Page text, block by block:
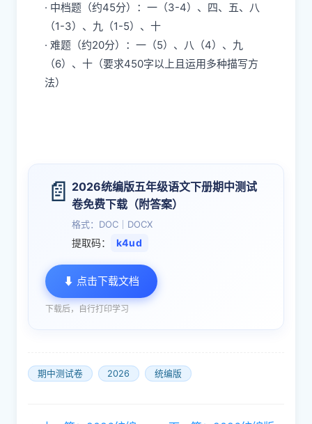
· 中档题（约45分）：一（3-4）、四、五、八
（1-3）、九（1-5）、十
· 难题（约20分）：一（5）、八（4）、九
（6）、十（要求450字以上且运用多种描写方
法）
📄 2026统编版五年级语文下册期中测试
卷免费下载（附答案）
格式：DOC｜DOCX
提取码： k4ud
⬇ 点击下载文档
下载后，自行打印学习
期中测试卷 2026 统编版